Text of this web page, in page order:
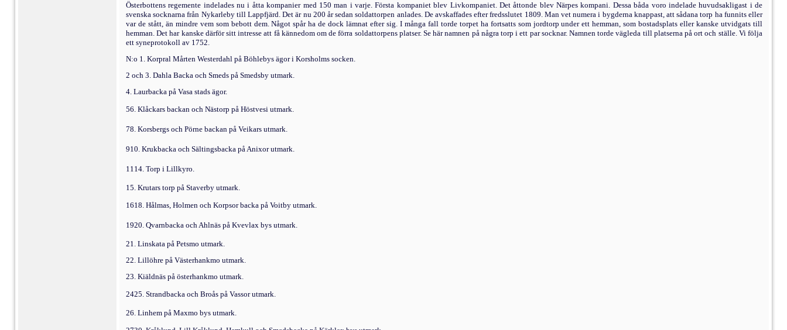
Österbottens regemente indelades nu i åtta kompanier med 150 man i varje. Första kompaniet blev Livkompaniet. Det åttonde blev Närpes kompani. Dessa båda voro indela­de huvudsakligast i de
svenska socknarna från Nykarleby till Lappfjärd. Det är nu 200 år sedan soldattorpen anlades. De avskaffades efter fredsslutet 1809. Man vet numera i bygderna knappast, att sådana torp ha funnits eller
var de stått, än mindre vem som bebott dem. Något spår ha de dock lämnat efter sig. I många fall torde torpet ha fortsatts som jordtorp under ett hemman, som bostadsplats eller kanske utvidgats till
hemman. Det har kanske därför sitt intresse att få kännedom om de förra soldattorpens platser. Se här namnen på några torp i ett par socknar. Namnen torde vägleda till platserna på ort och ställe. Vi följa
ett syneprotokoll av 1752.
N:o 1. Korpral Mårten Westerdahl på Böhlebys ägor i Korsholms socken.
2 och 3. Dahla Backa och Smeds på Smedsby utmark.
4. Laurbacka på Vasa stads ägor.
56. Klåckars backan och Nästorp på Höstvesi utmark.
78. Korsbergs och Pörne backan på Veikars utmark.
910. Krukbacka och Sältingsbacka på Anixor utmark.
1114. Torp i Lillkyro.
15. Krutars torp på Staverby utmark.
1618. Hålmas, Holmen och Korpsor backa på Voitby utmark.
1920. Qvarnbacka och Ahlnäs på Kvevlax bys utmark.
21. Linskata på Petsmo utmark.
22. Lillöhre på Västerhankmo utmark.
23. Kiäldnäs på österhankmo utmark.
2425. Strandbacka och Broås på Vassor utmark.
26. Linhem på Maxmo bys utmark.